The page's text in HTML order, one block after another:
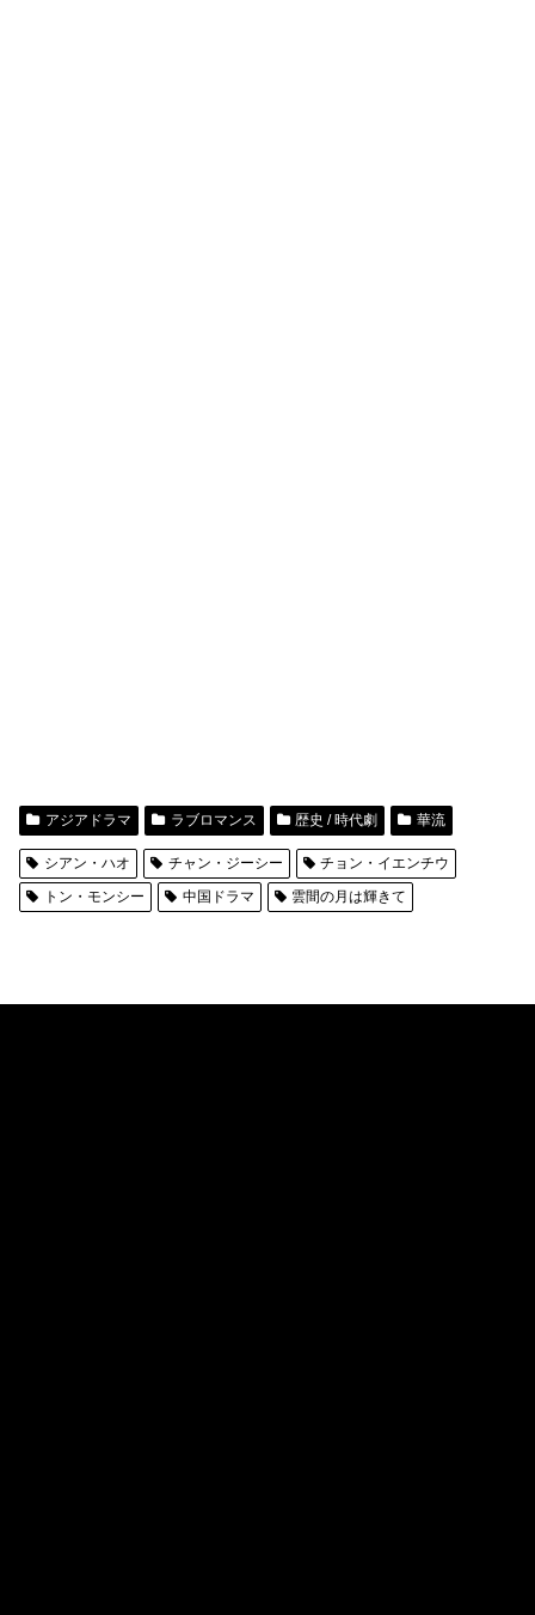
アジアドラマ ラブロマンス 歴史 / 時代劇 華流
シアン・ハオ チャン・ジーシー
チョン・イエンチウ
トン・モンシー
中国ドラマ 雲間の月は輝きて